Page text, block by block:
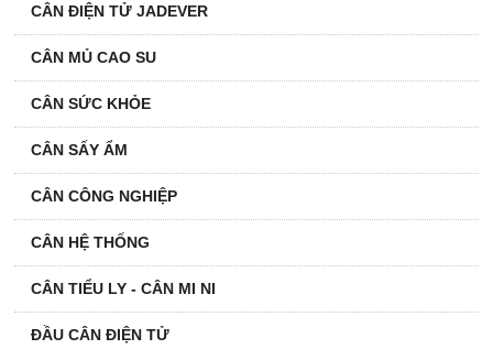
CÂN ĐIỆN TỬ JADEVER
CÂN MỦ CAO SU
CÂN SỨC KHỎE
CÂN SẤY ẨM
CÂN CÔNG NGHIỆP
CÂN HỆ THỐNG
CÂN TIỂU LY - CÂN MI NI
ĐẦU CÂN ĐIỆN TỬ